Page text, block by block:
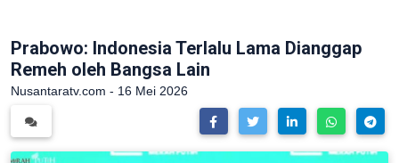
Prabowo: Indonesia Terlalu Lama Dianggap
Remeh oleh Bangsa Lain
Nusantaratv.com - 16 Mei 2026